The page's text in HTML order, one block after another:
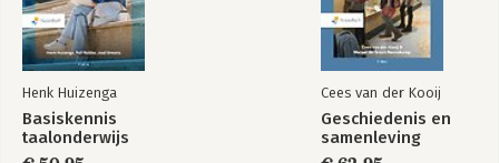
2.6 Storingen in de communicatie 53
2.7 Interculturele communicatie 57
2.8 Metacommunicatie 60
2.9 Communiceren met kinderen 61
3 Ouderschap 65
3.1 Ouders zijn ouders 65
Henk Huizenga
Basiskennis
taalonderwijs
Cees van der Kooij
Geschiedenis en
samenleving